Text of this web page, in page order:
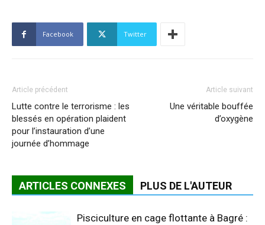
Facebook Twitter
Article précédent
Lutte contre le terrorisme : les
blessés en opération plaident
pour l’instauration d’une
journée d’hommage
Article suivant
Une véritable bouffée
d’oxygène
ARTICLES CONNEXES PLUS DE L'AUTEUR
Pisciculture en cage flottante à Bagré :